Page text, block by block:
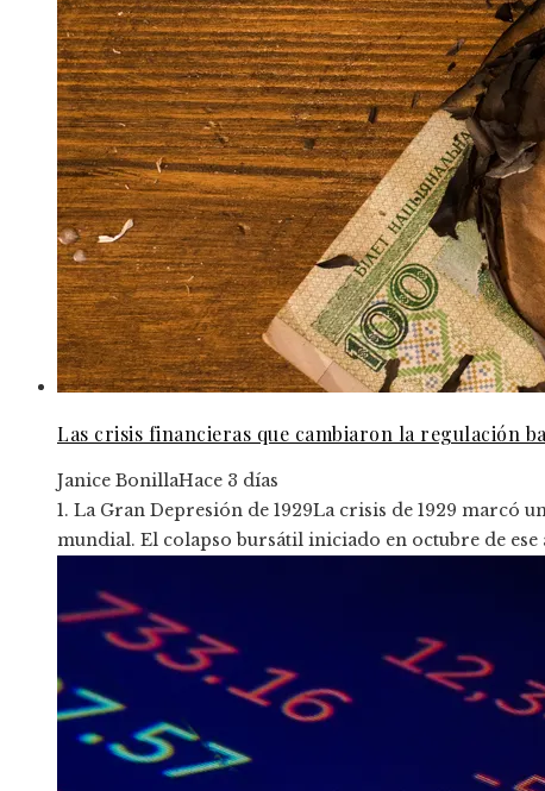
Las crisis financieras que cambiaron la regulación
Janice BonillaHace 3 días
1. La Gran Depresión de 1929La crisis de 1929 marcó
mundial. El colapso bursátil iniciado en octubre de ese